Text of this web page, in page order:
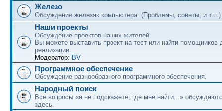
Железо
Обсуждение железяк компьютера. (Проблемы, советы, и т.п.)
Наши проекты
Обсуждение проектов наших жителей.
Вы можете выставить проект на тест или найти помощников
реализации.
Модератор: BV
Программное обеспечение
Обсуждение разнообразного программного обеспечения.
Народный поиск
Все вопросы «а не подскажете, где мне найти...»
здесь.